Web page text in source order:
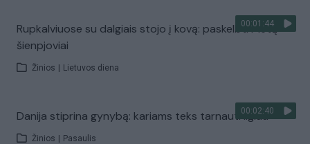
00:01:44
Rupkalviuose su dalgiais stojo į kovą: paskelbti Metų
šienpjoviai
Žinios Lietuvos diena
00:02:40
Danija stiprina gynybą: kariams teks tarnauti ilgiau
Žinios Pasaulis